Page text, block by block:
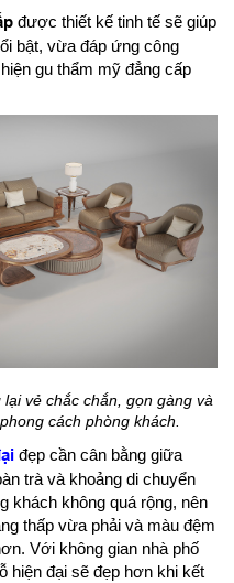
được thiết kế tinh tế sẽ giúp
bật, vừa đáp ứng công
gu thẩm mỹ đẳng cấp
vẻ chắc chắn, gọn gàng và
cách phòng khách.
đẹp cần cân bằng giữa
trà và khoảng di chuyển
khách không quá rộng, nên
thấp vừa phải và màu đệm
Với không gian nhà phố
hiện đại sẽ đẹp hơn khi kết